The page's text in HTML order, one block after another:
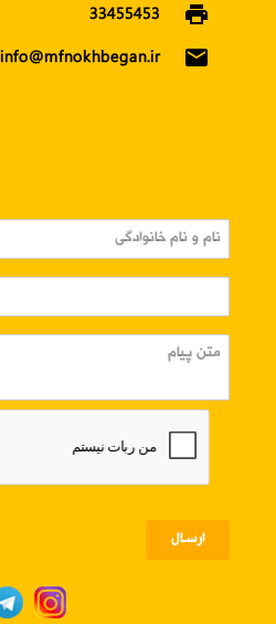
print
33455453
email
info@mfnokhbegan.ir
ارسـال